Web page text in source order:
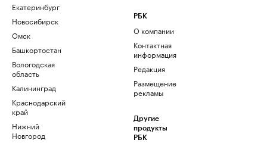
Екатеринбург
Новосибирск
Омск
Башкортостан
Вологодская
область
Калининград
Краснодарский
край
Нижний
Новгород
РБК
О компании
Контактная
информация
Редакция
Размещение
рекламы
Другие
продукты
РБК